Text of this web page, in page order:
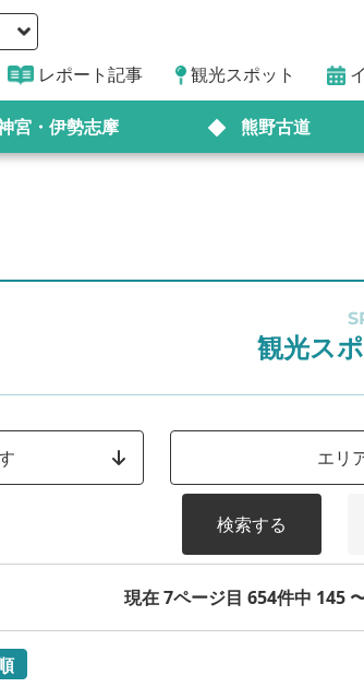
レポート記事 観光スポット
宮・伊勢志摩 熊野古道
観光ス
エリ
検索する
現在 7ページ目 654件中 145